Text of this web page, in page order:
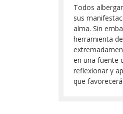
Todos
sus
alma. Sin
herramienta
en una fuente
reflexionar y
que